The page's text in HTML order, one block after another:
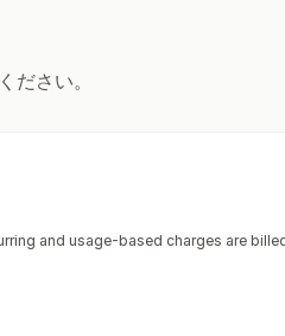
ださい。
and usage-based charges are